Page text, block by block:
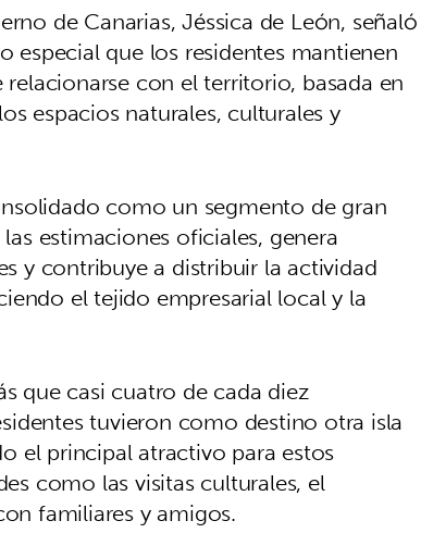
de Canarias, Jéssica de León, señaló
especial que los residentes mantienen
con el territorio, basada en
espacios naturales, culturales y
como un segmento de gran
estimaciones oficiales, genera
y contribuye a distribuir la actividad
el tejido empresarial local y la
que casi cuatro de cada diez
tuvieron como destino otra isla
el principal atractivo para estos
como las visitas culturales, el
familiares y amigos.